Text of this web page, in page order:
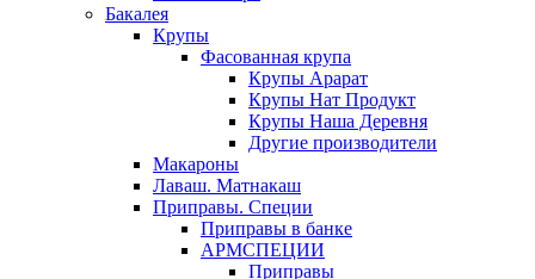
Бакалея
Крупы
Фасованная крупа
Крупы Арарат
Крупы Нат Продукт
Крупы Наша Деревня
Другие производители
Макароны
Лаваш. Матнакаш
Приправы. Специи
Приправы в банке
АРМСПЕЦИИ
Приправы